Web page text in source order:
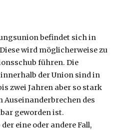
befindet sich in
wird möglicherweise zu
führen. Die
der Union sind in
zwei Jahren aber so stark
Auseinanderbrechen des
geworden ist.
eine oder andere Fall,